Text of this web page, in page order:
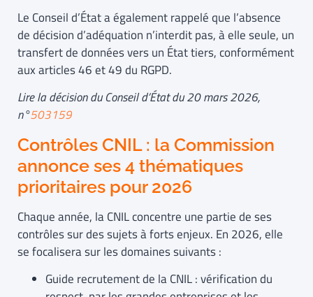
Le Conseil d’État a également rappelé que l’absence
de décision d’adéquation n’interdit pas, à elle seule, un
transfert de données vers un État tiers, conformément
aux articles 46 et 49 du RGPD.
Lire la décision du Conseil d’État du 20 mars 2026,
n°503159
Contrôles CNIL : la Commission
annonce ses 4 thématiques
prioritaires pour 2026
Chaque année, la CNIL concentre une partie de ses
contrôles sur des sujets à forts enjeux. En 2026, elle
se focalisera sur les domaines suivants :
Guide recrutement de la CNIL : vérification du